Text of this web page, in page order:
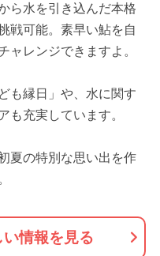
ら水を引き込んだ本格
戦可能。素早い鮎を自
ャレンジできますよ。
も縁日」や、水に関す
も充実しています。
夏の特別な思い出を作
情報を見る